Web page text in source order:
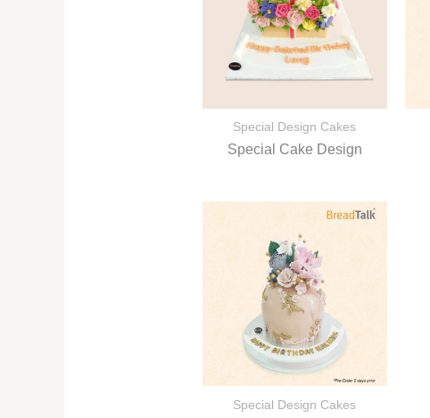
Special Design Cakes
Special Cake Design
Special Design Cakes